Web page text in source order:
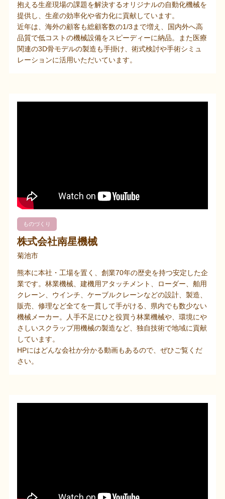
抱える生産現場の課題を解決するオリジナルの自動化機械を
提供し、生産の効率化や省力化に貢献しています。
近年は、海外の顧客も総顧客数の1/3まで増え、国内外へ高
品質で低コストの機械設備をスピーディーに納品。また医療
関連の3D骨モデルの製造も手掛け、術式検討や手術シミュ
レーションに活用いただいています。
ものづくり
株式会社南星機械
菊池市
熊本に本社・工場を置く、創業70年の歴史を持つ安定した企
業です。林業機械、建機用アタッチメント、ローダー、舶用
クレーン、ウインチ、ケーブルクレーンなどの設計、製造、
販売、修理など全てを一貫して手がける、県内でも数少ない
機械メーカー。人手不足にひと役買う林業機械や、環境にや
さしいスクラップ用機械の製造など、独自技術で地域に貢献
しています。
HPにはどんな会社か分かる動画もあるので、ぜひご覧くだ
さい。